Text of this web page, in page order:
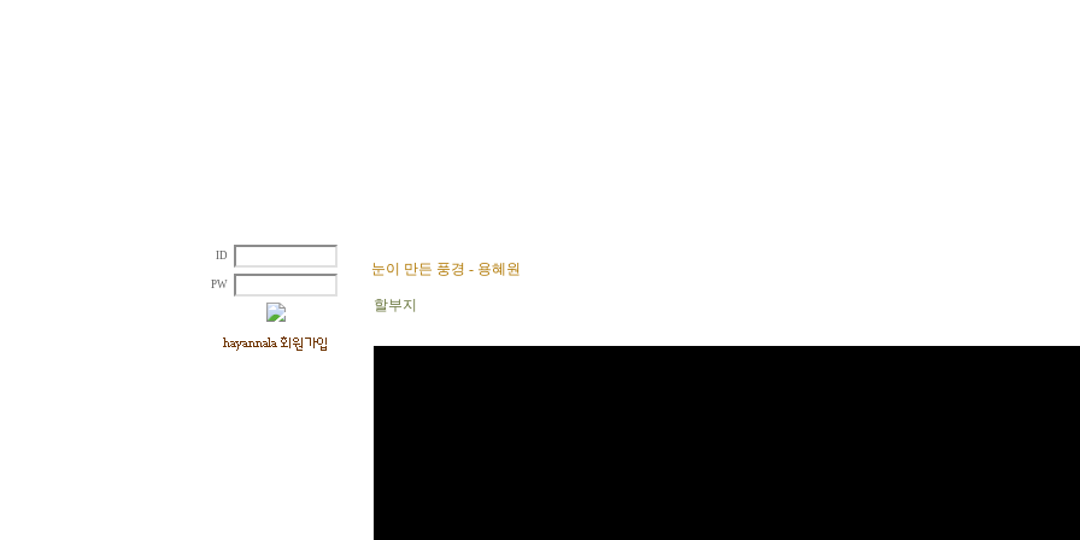
ID
PW
눈이 만든 풍경 - 용혜원
할부지